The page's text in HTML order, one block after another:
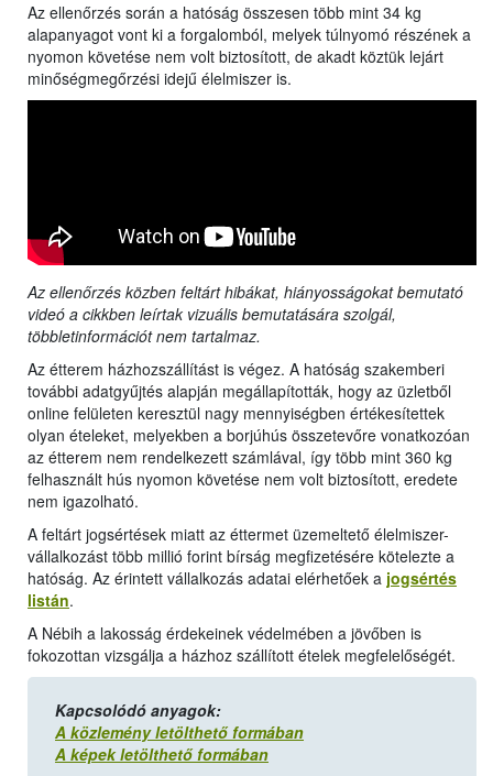
Az ellenőrzés során a hatóság összesen több mint 34 kg
alapanyagot vont ki a forgalomból, melyek túlnyomó részének a
nyomon követése nem volt biztosított, de akadt köztük lejárt
minőségmegőrzési idejű élelmiszer is.
Az ellenőrzés közben feltárt hibákat, hiányosságokat bemutató
videó a cikkben leírtak vizuális bemutatására szolgál,
többletinformációt nem tartalmaz.
Az étterem házhozszállítást is végez. A hatóság szakemberi
további adatgyűjtés alapján megállapították, hogy az üzletből
online felületen keresztül nagy mennyiségben értékesítettek
olyan ételeket, melyekben a borjúhús összetevőre vonatkozóan
az étterem nem rendelkezett számlával, így több mint 360 kg
felhasznált hús nyomon követése nem volt biztosított, eredete
nem igazolható.
A feltárt jogsértések miatt az éttermet üzemeltető élelmiszer-
vállalkozást több millió forint bírság megfizetésére kötelezte a
hatóság. Az érintett vállalkozás adatai elérhetőek a jogsértés
listán.
A Nébih a lakosság érdekeinek védelmében a jövőben is
fokozottan vizsgálja a házhoz szállított ételek megfelelőségét.
Kapcsolódó anyagok:
A közlemény letölthető formában
A képek letölthető formában